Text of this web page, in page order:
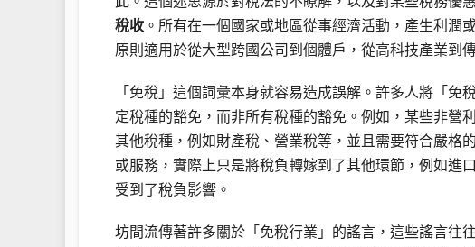
稅收 。所有在一個國家或地區從事經濟活動，產生利潤
原則適用於從大型跨國公司到個體戶，從高科技產業到
「免稅」這個詞彙本身就容易造成誤解。許多人將「
定稅種的豁免，而非所有稅種的豁免。例如，某些非營
其他稅種，例如財產稅、營業稅等，並且需要符合嚴格
或服務，實際上只是將稅負轉嫁到了其他環節，例如進
受到了稅負影響。
坊間流傳著許多關於「免稅行業」的謠言，這些謠言往